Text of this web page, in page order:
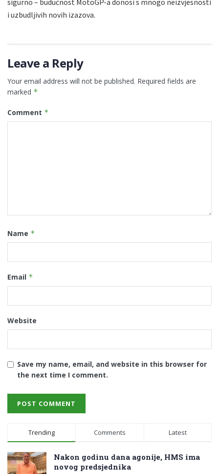
sigurno – budućnost MotoGP-a donosi s mnogo neizvjesnosti
i uzbudljivih novih izazova.
Leave a Reply
Your email address will not be published. Required fields are
marked *
Comment *
Name *
Email *
Website
Save my name, email, and website in this browser for
the next time I comment.
Trending Comments Latest
Nakon godinu dana agonije, HMS ima
novog predsjednika